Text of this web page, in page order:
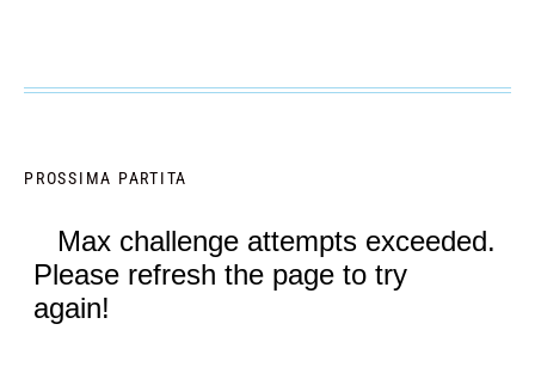
PROSSIMA PARTITA